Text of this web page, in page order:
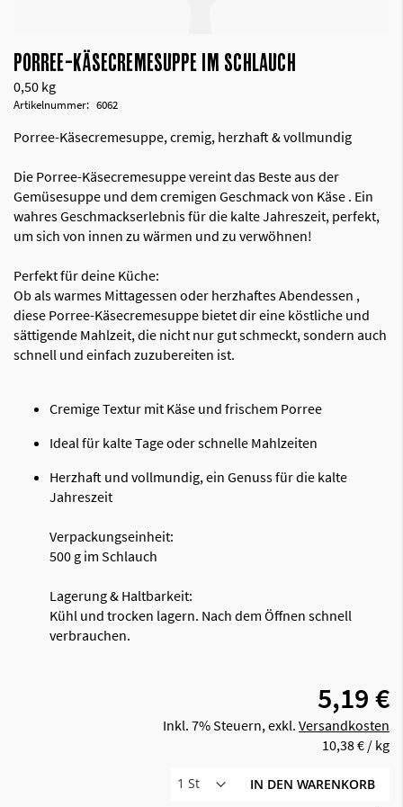
PORREE-KÄSECREMESUPPE IM SCHLAUCH
0,50 kg
Artikelnummer 6062
Porree-Käsecremesuppe, cremig, herzhaft & vollmundig
Die Porree-Käsecremesuppe vereint das Beste aus der
Gemüsesuppe und dem cremigen Geschmack von Käse . Ein
wahres Geschmackserlebnis für die kalte Jahreszeit, perfekt,
um sich von innen zu wärmen und zu verwöhnen!
Perfekt für deine Küche:
Ob als warmes Mittagessen oder herzhaftes Abendessen ,
diese Porree-Käsecremesuppe bietet dir eine köstliche und
sättigende Mahlzeit, die nicht nur gut schmeckt, sondern auch
schnell und einfach zuzubereiten ist.
Cremige Textur mit Käse und frischem Porree
Ideal für kalte Tage oder schnelle Mahlzeiten
Herzhaft und vollmundig, ein Genuss für die kalte
Jahreszeit
Verpackungseinheit:
500 g im Schlauch
Lagerung & Haltbarkeit:
Kühl und trocken lagern. Nach dem Öffnen schnell
verbrauchen.
5,19 €
Inkl. 7% Steuern, exkl. Versandkosten
10,38 € / kg
IN DEN WARENKORB